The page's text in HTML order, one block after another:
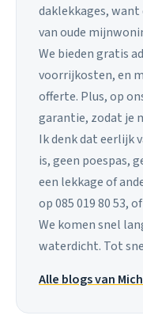
daklekkages, want
van oude
We bieden gratis
voorrijkosten, en
offerte. Plus, op
garantie, zodat je
Ik denk dat eerlijk
is, geen poespas,
een lekkage of
op 085 019 80 53,
We komen snel
waterdicht. Tot
Alle blogs van